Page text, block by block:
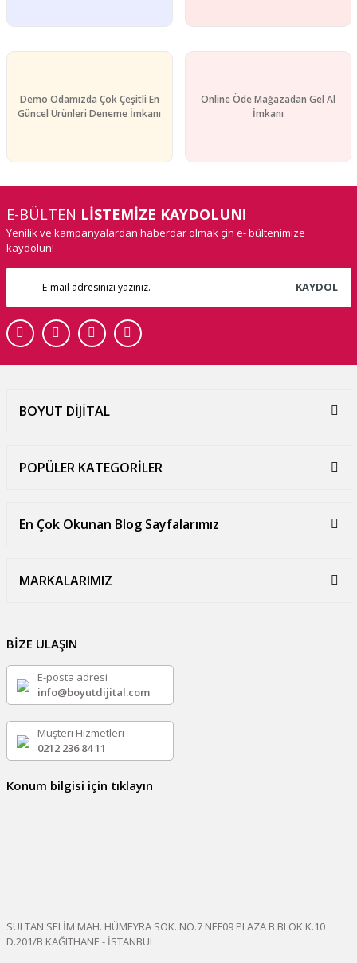
Demo Odamızda Çok Çeşitli En
Güncel Ürünleri Deneme İmkanı
Online Öde Mağazadan Gel Al
İmkanı
E-BÜLTEN LİSTEMİZE KAYDOLUN!
Yenilik ve kampanyalardan haberdar olmak çin e- bültenimize
kaydolun!
KAYDOL
BOYUT DİJİTAL
POPÜLER KATEGORİLER
En Çok Okunan Blog Sayfalarımız
MARKALARIMIZ
BİZE ULAŞIN
E-posta adresi
info@boyutdijital.com
Müşteri Hizmetleri
0212 236 84 11
Konum bilgisi için tıklayın
SULTAN SELİM MAH. HÜMEYRA SOK. NO.7 NEF09 PLAZA B BLOK K.10
D.201/B KAĞITHANE - İSTANBUL